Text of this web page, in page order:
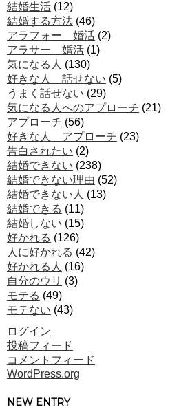
結婚生活 (12)
結婚する方法 (46)
アラフォー 婚活 (2)
アラサー 婚活 (1)
気になる人 (130)
好きな人 話せない (5)
うまく話せない (29)
気になる人へのアプローチ (21)
アプローチ (56)
好きな人 アプローチ (23)
告白されたい (2)
結婚できない (238)
結婚できない理由 (52)
結婚できない人 (13)
結婚できる (11)
結婚しない (15)
好かれる (126)
人に好かれる (42)
好かれる人 (16)
自分のウリ (3)
モテる (49)
モテない (43)
ログイン
投稿フィード
コメントフィード
WordPress.org
NEW ENTRY